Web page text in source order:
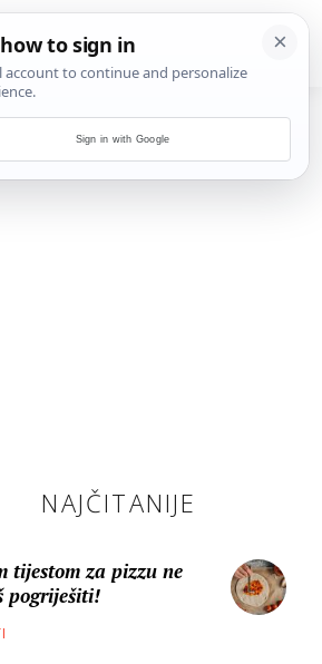
NAJČITANIJE
tijestom za pizzu ne
pogriješiti!
Sign in with Google